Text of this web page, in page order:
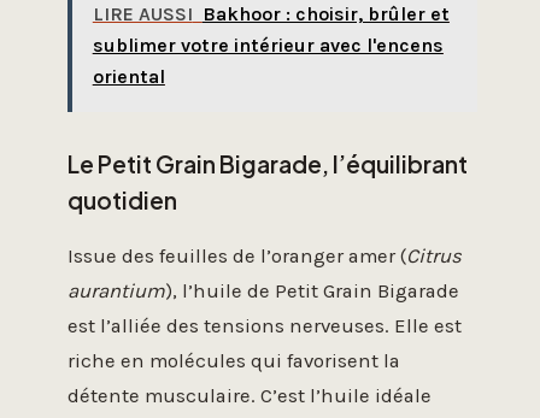
LIRE AUSSI Bakhoor : choisir, brûler et
sublimer votre intérieur avec l'encens
oriental
Le Petit Grain Bigarade, l’équilibrant
quotidien
Issue des feuilles de l’oranger amer (Citrus
aurantium), l’huile de Petit Grain Bigarade
est l’alliée des tensions nerveuses. Elle est
riche en molécules qui favorisent la
détente musculaire. C’est l’huile idéale